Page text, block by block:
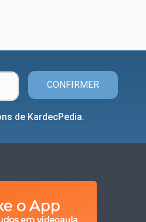
CONFIRMER
de KardecPedia.